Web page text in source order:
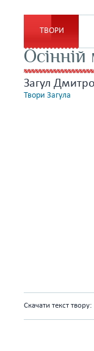
ТВОРИ
Загул
Твори Загула
Скачати текст твору: